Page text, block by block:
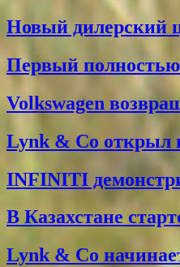
Новый дилерский
Первый полностью
Volkswagen
Lynk & Co открыл
INFINITI
В Казахстане
Lynk & Co